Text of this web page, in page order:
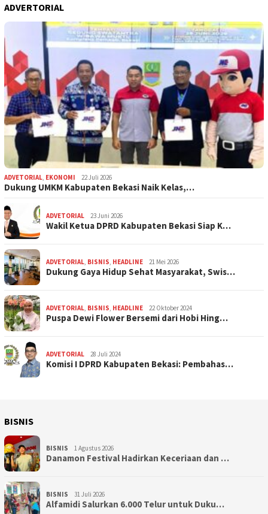
ADVERTORIAL
ADVETORIAL, EKONOMI 22 Juli 2026
Dukung UMKM Kabupaten Bekasi Naik Kelas,…
ADVETORIAL 23 Juni 2026
Wakil Ketua DPRD Kabupaten Bekasi Siap K…
ADVETORIAL, BISNIS, HEADLINE 21 Mei 2026
Dukung Gaya Hidup Sehat Masyarakat, Swis…
ADVETORIAL, BISNIS, HEADLINE 22 Oktober 2024
Puspa Dewi Flower Bersemi dari Hobi Hing…
ADVETORIAL 28 Juli 2024
Komisi I DPRD Kabupaten Bekasi: Pembahas…
BISNIS
BISNIS 1 Agustus 2026
Danamon Festival Hadirkan Keceriaan dan …
BISNIS 31 Juli 2026
Alfamidi Salurkan 6.000 Telur untuk Duku…